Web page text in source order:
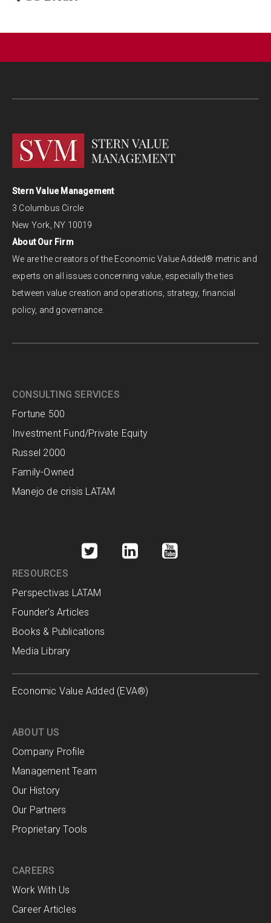
Stern Value Management
3 Columbus Circle
New York, NY 10019
About Our Firm
We are the creators of the Economic Value Added® metric and
experts on all issues concerning value, especially the ties
between value creation and operations, strategy, financial
policy, and governance.
CONSULTING SERVICES
Fortune 500
Investment Fund/Private Equity
Russel 2000
Family-Owned
Manejo de crisis LATAM
RESOURCES
Perspectivas LATAM
Founder's Articles
Books & Publications
Media Library
Economic Value Added (EVA®)
ABOUT US
Company Profile
Management Team
Our History
Our Partners
Proprietary Tools
CAREERS
Work With Us
Career Articles